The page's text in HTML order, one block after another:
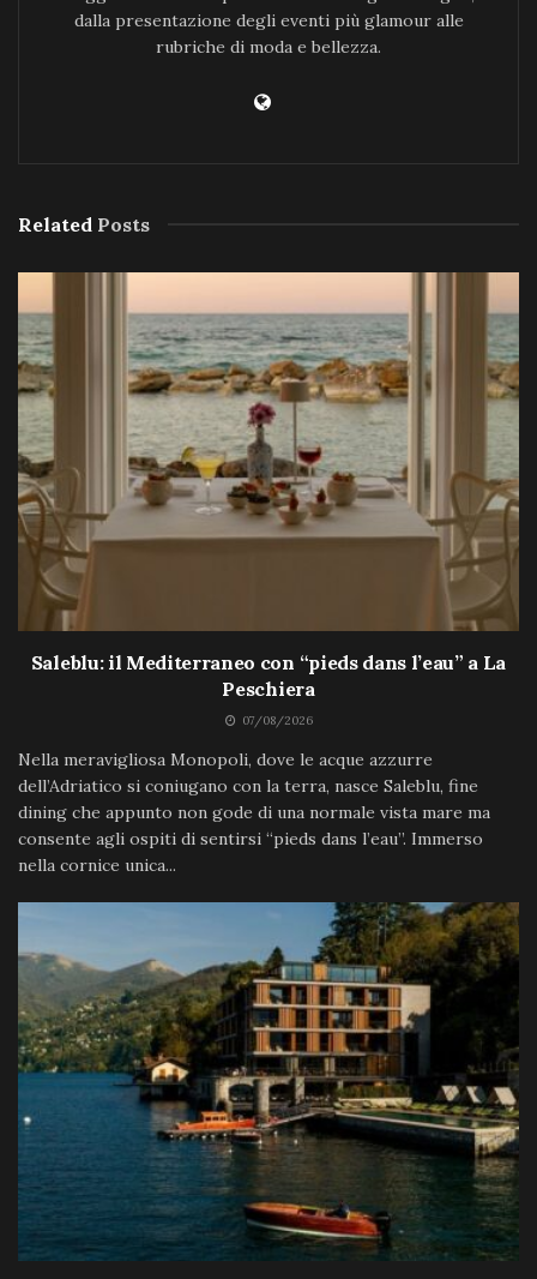
dalla presentazione degli eventi più glamour alle
rubriche di moda e bellezza.
Related Posts
Saleblu: il Mediterraneo con “pieds dans l’eau” a La
Peschiera
07/08/2026
Nella meravigliosa Monopoli, dove le acque azzurre
dell’Adriatico si coniugano con la terra, nasce Saleblu, fine
dining che appunto non gode di una normale vista mare ma
consente agli ospiti di sentirsi “pieds dans l’eau”. Immerso
nella cornice unica...